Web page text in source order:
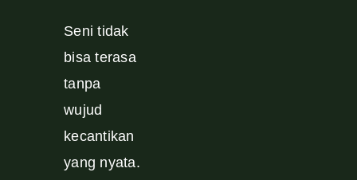
Seni tidak
bisa terasa
tanpa
wujud
kecantikan
yang nyata.